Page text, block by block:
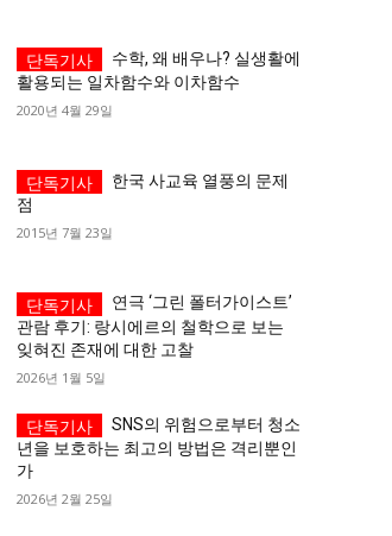
수학, 왜 배우나? 실생활에
활용되는 일차함수와 이차함수
2020년 4월 29일
한국 사교육 열풍의 문제
점
2015년 7월 23일
연극 ‘그린 폴터가이스트’
관람 후기: 랑시에르의 철학으로 보는
잊혀진 존재에 대한 고찰
2026년 1월 5일
SNS의 위험으로부터 청소
년을 보호하는 최고의 방법은 격리뿐인
가
2026년 2월 25일